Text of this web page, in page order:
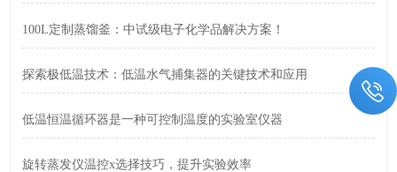
100L定制蒸馏釜：中试级电子化学品解决方案！
探索极低温技术：低温水气捕集器的关键技术和应用
低温恒温循环器是一种可控制温度的实验室仪器
旋转蒸发仪温控x选择技巧，提升实验效率